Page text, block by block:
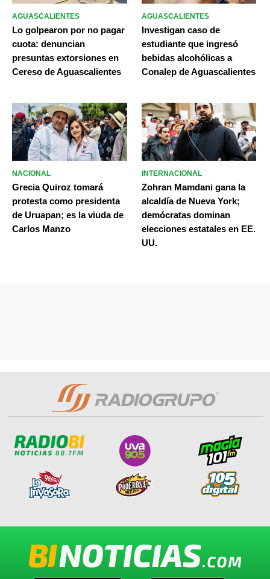
AGUASCALIENTES
Lo golpearon por no pagar
cuota: denuncian
presuntas extorsiones en
Cereso de Aguascalientes
AGUASCALIENTES
Investigan caso de
estudiante que ingresó
bebidas alcohólicas a
Conalep de Aguascalientes
NACIONAL
Grecia Quiroz tomará
protesta como presidenta
de Uruapan; es la viuda de
Carlos Manzo
INTERNACIONAL
Zohran Mamdani gana la
alcaldía de Nueva York;
demócratas dominan
elecciones estatales en EE.
UU.